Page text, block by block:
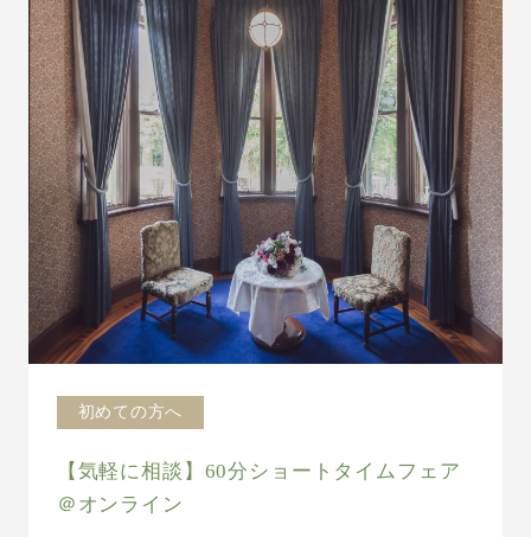
初めての方へ
【気軽に相談】60分ショートタイムフェア
＠オンライン